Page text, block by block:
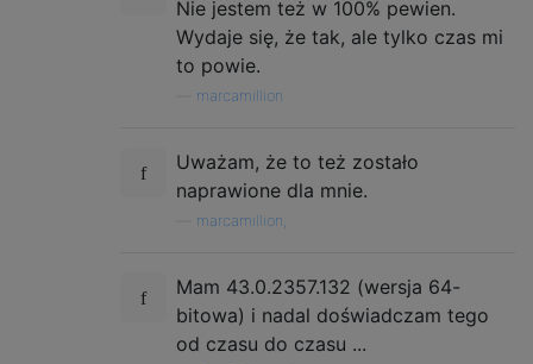
Nie jestem też w 100% pewien.
Wydaje się, że tak, ale tylko czas mi
to powie.
marcamillion
Uważam, że to też zostało
naprawione dla mnie.
marcamillion,
Mam 43.0.2357.132 (wersja 64-
bitowa) i nadal doświadczam tego
od czasu do czasu ...